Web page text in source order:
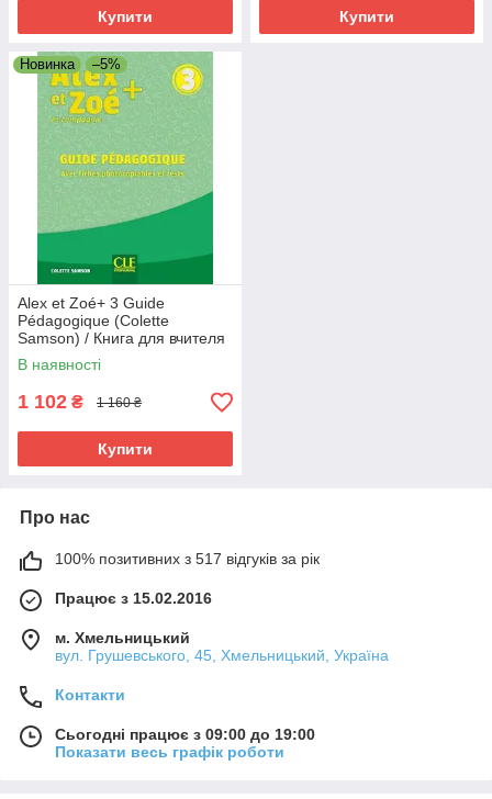
Купити Купити
Новинка –5%
Alex et Zoé+ 3 Guide
Pédagogique (Colette
Samson) / Книга для вчителя
В наявності
1 102 ₴ 1 160 ₴
Купити
Про нас
100% позитивних з 517 відгуків за рік
Працює з 15.02.2016
м. Хмельницький
вул. Грушевського, 45, Хмельницький, Україна
Контакти
Сьогодні працює з 09:00 до 19:00
Показати весь графік роботи